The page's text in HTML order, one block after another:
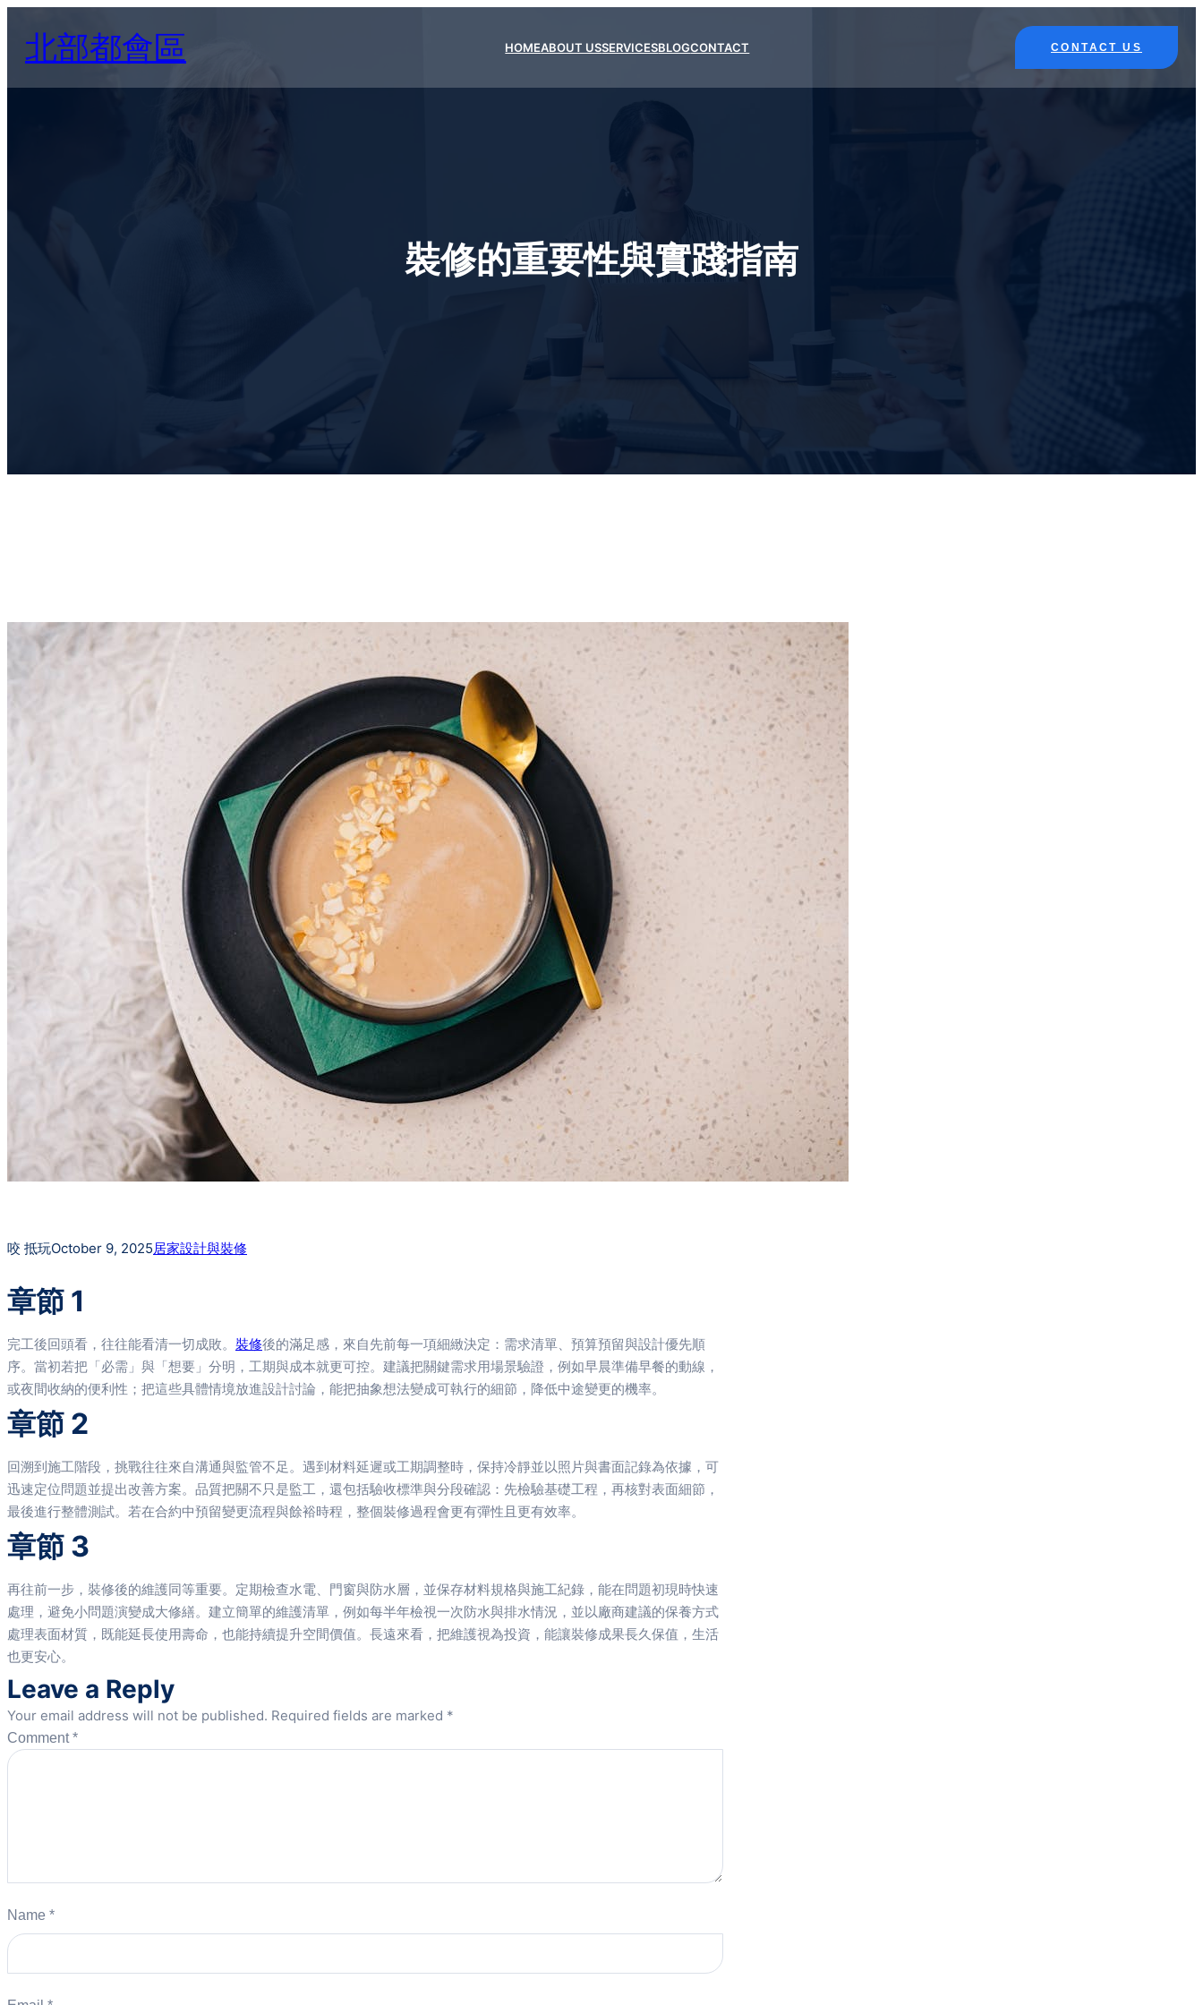
content
北部都會區 HOMEABOUT USSERVICESBLOGCONTACT CONTACT US
裝修的重要性與實踐指南
咬 抵玩October 9, 2025居家設計與裝修
章節 1
完工後回頭看，往往能看清一切成敗。 裝修後的滿足感，來自先前每一項細緻決定：需求清單、預算預留與設計優先順
序。當初若把「必需」與「想要」分明，工期與成本就更可控。建議把關鍵需求用場景驗證，例如早晨準備早餐的動線，
或夜間收納的便利性；把這些具體情境放進設計討論，能把抽象想法變成可執行的細節，降低中途變更的機率。
章節 2
回溯到施工階段，挑戰往往來自溝通與監管不足。遇到材料延遲或工期調整時，保持冷靜並以照片與書面記錄為依據，可
迅速定位問題並提出改善方案。品質把關不只是監工，還包括驗收標準與分段確認：先檢驗基礎工程，再核對表面細節，
最後進行整體測試。若在合約中預留變更流程與餘裕時程，整個裝修過程會更有彈性且更有效率。
章節 3
再往前一步，裝修後的維護同等重要。定期檢查水電、門窗與防水層，並保存材料規格與施工紀錄，能在問題初現時快速
處理，避免小問題演變成大修繕。建立簡單的維護清單，例如每半年檢視一次防水與排水情況，並以廠商建議的保養方式
處理表面材質，既能延長使用壽命，也能持續提升空間價值。長遠來看，把維護視為投資，能讓裝修成果長久保值，生活
也更安心。
Leave a Reply
Your email address will not be published. Required fields are marked *
Comment*
Name *